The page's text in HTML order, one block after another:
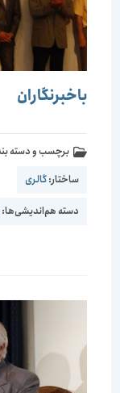
باخبرنگاران
برچسب و دسته بندی
ساختار:گالری
دسته هم‌اندیشی‌ها: